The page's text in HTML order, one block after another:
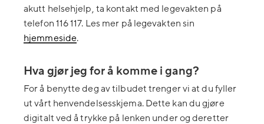
akutt helsehjelp, ta kontakt med legevakten på
telefon 116 117. Les mer på legevakten sin
hjemmeside.
Hva gjør jeg for å komme i gang?
For å benytte deg av tilbudet trenger vi at du fyller
ut vårt henvendelsesskjema. Dette kan du gjøre
digitalt ved å trykke på lenken under og deretter